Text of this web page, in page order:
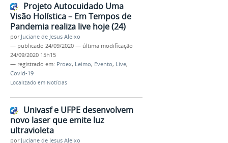
Projeto Autocuidado Uma
Visão Holística – Em Tempos de
Pandemia realiza live hoje (24)
por Juciane de Jesus Aleixo
— publicado 24/09/2020 — última modificação
24/09/2020 15h15
— registrado em: Proex, Leimo, Evento, Live,
Covid-19
Localizado em Notícias
Univasf e UFPE desenvolvem
novo laser que emite luz
ultravioleta
por Juciane de Jesus Aleixo